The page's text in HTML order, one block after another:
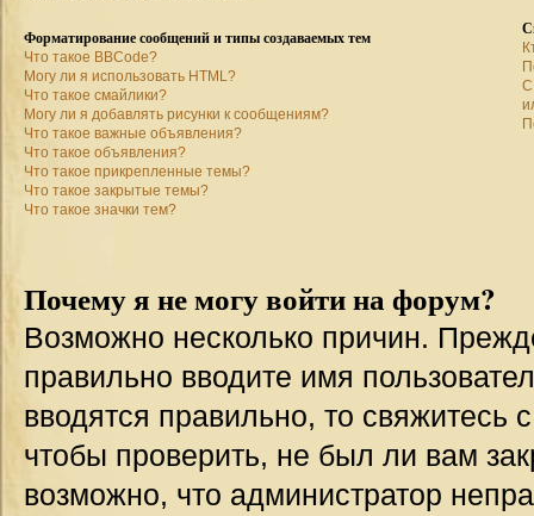
Форматирование сообщений и типы создаваемых тем
Что такое BBCode?
Могу ли я использовать HTML?
Что такое смайлики?
Могу ли я добавлять рисунки к сообщениям?
Что такое важные объявления?
Что такое объявления?
Что такое прикрепленные темы?
Что такое закрытые темы?
Что такое значки тем?
С
Почему я не могу войти на форум?
Возможно несколько причин.
правильно вводите имя
вводятся правильно, то
чтобы проверить, не был ли вам
возможно, что администратор